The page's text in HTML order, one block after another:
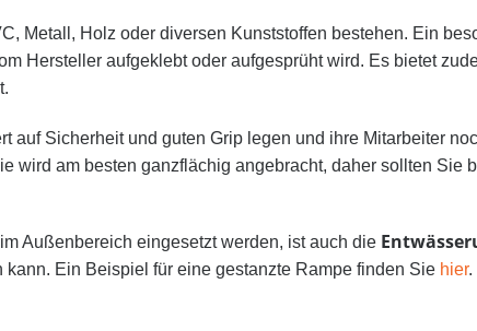
Metall, Holz oder diversen Kunststoffen bestehen. Ein
Hersteller aufgeklebt oder aufgesprüht wird. Es bietet
auf Sicherheit und guten Grip legen und ihre Mitarbeiter
wird am besten ganzflächig angebracht, daher sollten
Außenbereich eingesetzt werden, ist auch die
kann. Ein Beispiel für eine gestanzte Rampe finden Sie hier.